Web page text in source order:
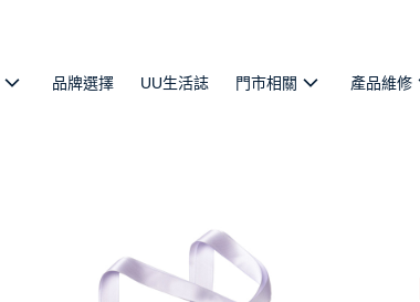
品牌選擇 UU生活誌 門市相關 產品維修